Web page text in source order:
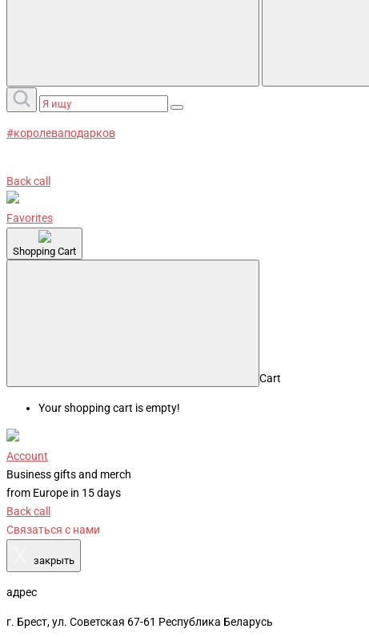
#королеваподарков
Back call
Favorites
Shopping Cart
Cart
Your shopping cart is empty!
Account
Business gifts and merch
from Europe in 15 days
Back call
Связаться с нами
закрыть
адрес
г. Брест, ул. Советская 67-61 Республика Беларусь